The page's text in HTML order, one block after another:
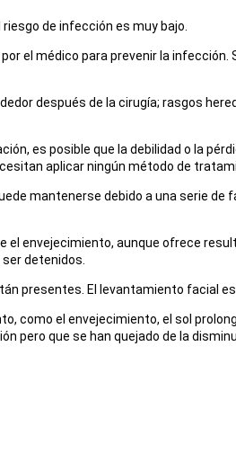
de infección es muy bajo.
el médico para prevenir la
después de la cirugía; rasgos
es posible que la debilidad o la
aplicar ningún método de
mantenerse debido a una serie
envejecimiento, aunque ofrece
detenidos.
presentes. El levantamiento facial
como el envejecimiento, el sol
que se han quejado de la